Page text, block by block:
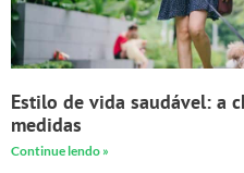
Estilo de vida saudável: a
medidas
Continue lendo »